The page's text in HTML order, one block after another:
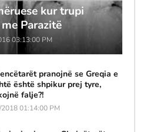
kur trupi
Parazitë
03:13:00 PM
pranojnë se Greqia e
është shpikur prej tyre,
falje?!
01:14:00 PM